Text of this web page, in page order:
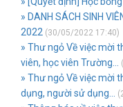
» DANH SÁCH SINH
2022 (30/05/2022 17:40)
» Thư ngỏ Về việc mời
viên, học viên Trường...
» Thư ngỏ Về việc mời
dụng, người sử dụng...